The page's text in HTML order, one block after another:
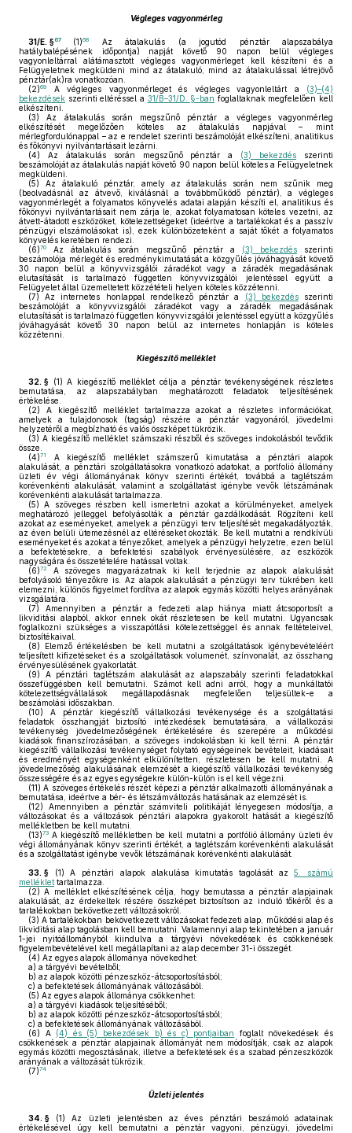
Végleges vagyonmérleg
31/E. §67 (1)68
Az átalakulás (a jogutód pénztár alapszabálya
hatálybalépésének időpontja) napját követő 90 napon belül végleges
vagyonleltárral alátámasztott végleges vagyonmérleget kell készíteni és a
Felügyeletnek megküldeni mind az átalakuló, mind az átalakulással létrejövő
pénztár(ak)ra vonatkozóan.
(2)69 A végleges vagyonmérleget és végleges vagyonleltárt a (3)–(4)
bekezdések szerinti eltéréssel a 31/B–31/D. §-ban foglaltaknak megfelelően kell
elkészíteni.
(3) Az átalakulás során megszűnő pénztár a végleges vagyonmérleg
elkészítését megelőzően köteles az átalakulás napjával – mint
mérlegfordulónappal – az e rendelet szerinti beszámolóját elkészíteni, analitikus
és főkönyvi nyilvántartásait lezárni.
(4) Az átalakulás során megszűnő pénztár a (3) bekezdés szerinti
beszámolóját az átalakulás napját követő 90 napon belül köteles a Felügyeletnek
megküldeni.
(5) Az átalakuló pénztár, amely az átalakulás során nem szűnik meg
(beolvadásnál az átvevő, kiválásnál a továbbműködő pénztár), a végleges
vagyonmérlegét a folyamatos könyvelés adatai alapján készíti el, analitikus és
főkönyvi nyilvántartásait nem zárja le, azokat folyamatosan köteles vezetni, az
átvett-átadott eszközöket, kötelezettségeket (ideértve a tartalékokat és a passzív
pénzügyi elszámolásokat is), ezek különbözeteként a saját tőkét a folyamatos
könyvelés keretében rendezi.
(6)70 Az átalakulás során megszűnő pénztár a (3) bekezdés szerinti
beszámolója mérlegét és eredménykimutatását a közgyűlés jóváhagyását követő
30 napon belül a könyvvizsgálói záradékot vagy a záradék megadásának
elutasítását is tartalmazó független könyvvizsgálói jelentéssel együtt a
Felügyelet által üzemeltetett közzétételi helyen köteles közzétenni.
(7) Az internetes honlappal rendelkező pénztár a (3) bekezdésszerinti
beszámolóját a könyvvizsgálói záradékot vagy a záradék megadásának
elutasítását is tartalmazó független könyvvizsgálói jelentéssel együtt a közgyűlés
jóváhagyását követő 30 napon belül az internetes honlapján is köteles
közzétenni.
Kiegészítő melléklet
32. § (1) A kiegészítő melléklet célja a pénztár tevékenységének részletes
bemutatása, az alapszabályban meghatározott feladatok teljesítésének
értékelése.
(2) A kiegészítő melléklet tartalmazza azokat a részletes információkat,
amelyek a tulajdonosok (tagság) részére a pénztár vagyonáról, jövedelmi
helyzetéről a megbízható és valós összképet tükrözik.
(3) A kiegészítő melléklet számszaki részből és szöveges indokolásból tevődik
össze.
(4)71
A kiegészítő melléklet számszerű kimutatása a pénztári alapok
alakulását, a pénztári szolgáltatásokra vonatkozó adatokat, a portfolió állomány
üzleti év végi állományának könyv szerinti értékét, továbbá a taglétszám
korévenkénti alakulását, valamint a szolgáltatást igénybe vevők létszámának
korévenkénti alakulását tartalmazza.
(5) A szöveges részben kell ismertetni azokat a körülményeket, amelyek
meghatározó jelleggel befolyásolták a pénztár gazdálkodását. Rögzíteni kell
azokat az eseményeket, amelyek a pénzügyi terv teljesítését megakadályozták,
az éven belüli ütemezésnél az eltéréseket okozták. Be kell mutatni a rendkívüli
eseményeket és azokat a tényezőket, amelyek a pénzügyi helyzetre, ezen belül
a befektetésekre, a befektetési szabályok érvényesülésére, az eszközök
nagyságára és összetételére hatással voltak.
(6)72
A szöveges magyarázatnak ki kell terjednie az alapok alakulását
befolyásoló tényezőkre is. Az alapok alakulását a pénzügyi terv tükrében kell
elemezni, különös figyelmet fordítva az alapok egymás közötti helyes arányának
vizsgálatára.
(7) Amennyiben a pénztár a fedezeti alap hiánya miatt átcsoportosít a
likviditási alapból, akkor ennek okát részletesen be kell mutatni. Ugyancsak
foglalkozni szükséges a visszapótlási kötelezettséggel és annak feltételeivel,
biztosítékaival.
(8) Elemző értékelésben be kell mutatni a szolgáltatások igénybevételéért
teljesített kifizetéseket és a szolgáltatások volumenét, színvonalát, az összhang
érvényesülésének gyakorlatát.
(9) A pénztári taglétszám alakulását az alapszabály szerinti feladatokkal
összefüggésben kell bemutatni. Számot kell adni arról, hogy a munkáltatói
kötelezettségvállalások megállapodásnak megfelelően teljesültek-e a
beszámolási időszakban.
(10) A pénztár kiegészítő vállalkozási tevékenysége és a szolgáltatási
feladatok összhangját biztosító intézkedések bemutatására, a vállalkozási
tevékenység jövedelmezőségének értékelésére és szerepére a működési
kiadások finanszírozásában, a szöveges indokolásban ki kell térni. A pénztár
kiegészítő vállalkozási tevékenységet folytató egységeinek bevételeit, kiadásait
és eredményét egységenként elkülönítetten, részletesen be kell mutatni. A
jövedelmezőség alakulásának elemzését a kiegészítő vállalkozási tevékenység
összességére és az egyes egységekre külön-külön is el kell végezni.
(11) A szöveges értékelés részét képezi a pénztár alkalmazotti állományának a
bemutatása, ideértve a bér- és létszámváltozás hatásának az elemzését is.
(12) Amennyiben a pénztár számviteli politikáját lényegesen módosítja, a
változásokat és a változások pénztári alapokra gyakorolt hatását a kiegészítő
mellékletben be kell mutatni.
(13)73 A kiegészítő mellékletben be kell mutatni a portfólió állomány üzleti év
végi állományának könyv szerinti értékét, a taglétszám korévenkénti alakulását
és a szolgáltatást igénybe vevők létszámának korévenkénti alakulását.
33. § (1) A pénztári alapok alakulása kimutatás tagolását az5. számú
melléklet tartalmazza.
(2) A melléklet elkészítésének célja, hogy bemutassa a pénztár alapjainak
alakulását, az érdekeltek részére összképet biztosítson az induló tőkéről és a
tartalékokban bekövetkezett változásokról.
(3) A tartalékokban bekövetkezett változásokat fedezeti alap, működési alap és
likviditási alap tagolásban kell bemutatni. Valamennyi alap tekintetében a január
1-jei nyitóállományból kiindulva a tárgyévi növekedések és csökkenések
figyelembevételével kell megállapítani az alap december 31-i összegét.
(4) Az egyes alapok állománya növekedhet:
a) a tárgyévi bevételből;
b) az alapok közötti pénzeszköz-átcsoportosításból;
c) a befektetések állományának változásából.
(5) Az egyes alapok állománya csökkenhet:
a) a tárgyévi kiadások teljesítéséből;
b) az alapok közötti pénzeszköz-átcsoportosításból;
c) a befektetések állományának változásából.
(6) A (4) és (5) bekezdések b) és c) pontjaiban
foglalt növekedések és
csökkenések a pénztár alapjainak állományát nem módosítják, csak az alapok
egymás közötti megosztásának, illetve a befektetések és a szabad pénzeszközök
arányának a változását tükrözik.
(7)74
Üzleti jelentés
34. § (1)
Az üzleti jelentésben az éves pénztári beszámoló adatainak
értékelésével úgy kell bemutatni a pénztár vagyoni, pénzügyi, jövedelmi